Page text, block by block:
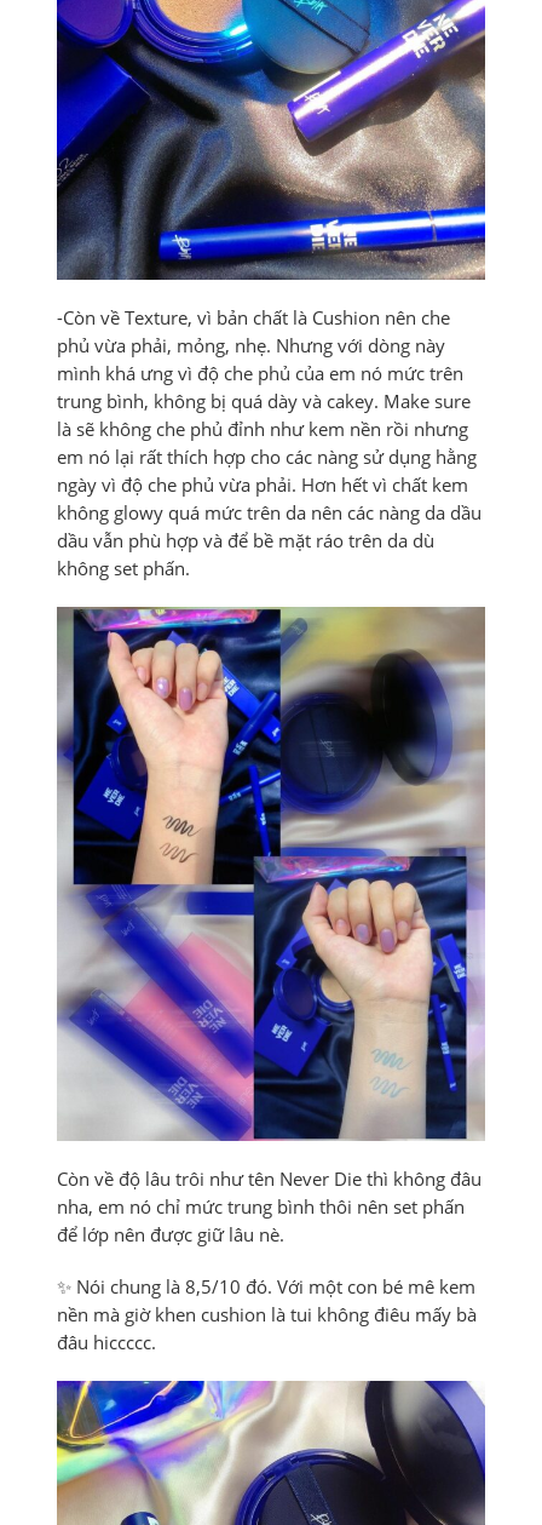
-Còn về Texture, vì bản chất là Cushion nên che
phủ vừa phải, mỏng, nhẹ. Nhưng với dòng này
mình khá ưng vì độ che phủ của em nó mức trên
trung bình, không bị quá dày và cakey. Make sure
là sẽ không che phủ đỉnh như kem nền rồi nhưng
em nó lại rất thích hợp cho các nàng sử dụng hằng
ngày vì độ che phủ vừa phải. Hơn hết vì chất kem
không glowy quá mức trên da nên các nàng da dầu
dầu vẫn phù hợp và để bề mặt ráo trên da dù
không set phấn.
Còn về độ lâu trôi như tên Never Die thì không đâu
nha, em nó chỉ mức trung bình thôi nên set phấn
để lớp nên được giữ lâu nè.
✨ Nói chung là 8,5/10 đó. Với một con bé mê kem
nền mà giờ khen cushion là tui không điêu mấy bà
đâu hiccccc.